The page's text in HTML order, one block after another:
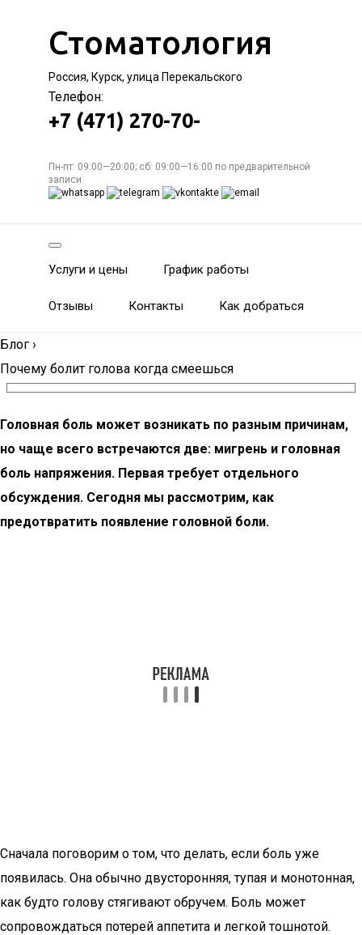
Стоматология
Россия, Курск, улица Перекальского
Телефон:
+7 (471) 270-70-
Пн-пт: 09:00—20:00; сб: 09:00—16:00 по предварительной
записи
Услуги и цены График работы
Отзывы Контакты Как добраться
Блог ›
Почему болит голова когда смеешься
Головная боль может возникать по разным причинам,
но чаще всего встречаются две: мигрень и головная
боль напряжения. Первая требует отдельного
обсуждения. Сегодня мы рассмотрим, как
предотвратить появление головной боли.
Сначала поговорим о том, что делать, если боль уже
появилась. Она обычно двусторонняя, тупая и монотонная,
как будто голову стягивают обручем. Боль может
сопровождаться потерей аппетита и легкой тошнотой.